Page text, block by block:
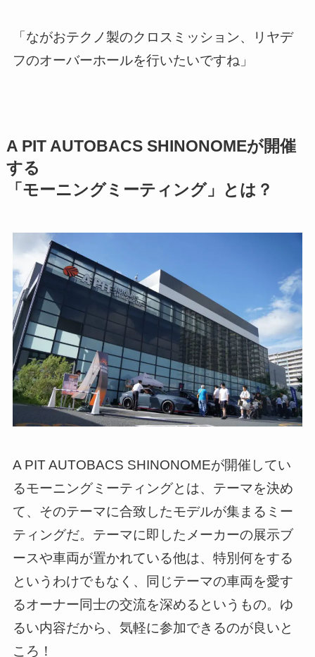
「ながおテクノ製のクロスミッション、リヤデ
フのオーバーホールを行いたいですね」
A PIT AUTOBACS SHINONOMEが開催
する
「モーニングミーティング」とは？
A PIT AUTOBACS SHINONOMEが開催してい
るモーニングミーティングとは、テーマを決め
て、そのテーマに合致したモデルが集まるミー
ティングだ。テーマに即したメーカーの展示ブ
ースや車両が置かれている他は、特別何をする
というわけでもなく、同じテーマの車両を愛す
るオーナー同士の交流を深めるというもの。ゆ
るい内容だから、気軽に参加できるのが良いと
ころ！